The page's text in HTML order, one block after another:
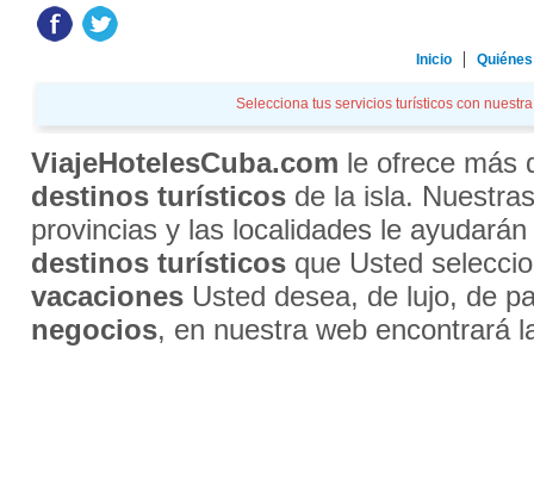
Inicio
Selecciona tus servicios turísticos con
ViajeHotelesCuba.com le ofrece más
destinos turísticosde la isla.
provincias y las localidades le
destinos turísticosque Usted
vacacionesUsted desea, de lujo, de
negocios, en nuestra web encontrará